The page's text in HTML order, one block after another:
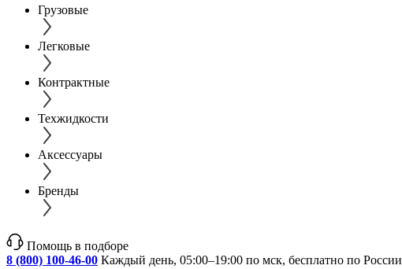
Грузовые
Легковые
Контрактные
Техжидкости
Аксессуары
Бренды
Помощь в подборе
8 (800) 100-46-00 Каждый день, 05:00–19:00 по мск, бесплатно по России